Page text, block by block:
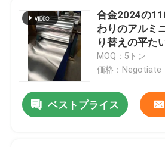
合金2024の
わりのアルミ
り替えの平た
2500mmに塗っ
MOQ：5トン
価格：Negotiate
ベストプライス